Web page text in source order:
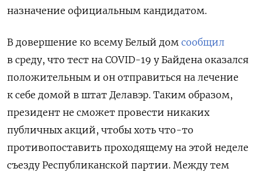
назначение официальным кандидатом.
В довершение ко всему Белый дом сообщил
в среду, что тест на COVID-19 у Байдена оказался
положительным и он отправиться на лечение
к себе домой в штат Делавэр. Таким образом,
президент не сможет провести никаких
публичных акций, чтобы хоть что-то
противопоставить проходящему на этой неделе
съезду Республиканской партии. Между тем